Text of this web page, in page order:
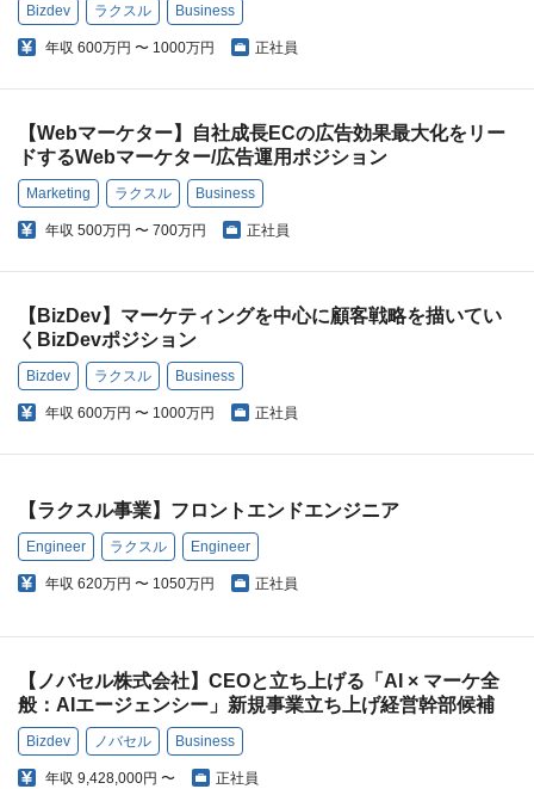
Bizdev ラクスル Business
年収 600万円 〜 1000万円 正社員
【Webマーケター】自社成長ECの広告効果最大化をリー
ドするWebマーケター/広告運用ポジション
Marketing ラクスル Business
年収 500万円 〜 700万円 正社員
【BizDev】マーケティングを中心に顧客戦略を描いてい
くBizDevポジション
Bizdev ラクスル Business
年収 600万円 〜 1000万円 正社員
【ラクスル事業】フロントエンドエンジニア
Engineer ラクスル Engineer
年収 620万円 〜 1050万円 正社員
【ノバセル株式会社】CEOと立ち上げる「AI × マーケ全
般：AIエージェンシー」新規事業立ち上げ経営幹部候補
Bizdev ノバセル Business
年収 9,428,000円 〜 正社員